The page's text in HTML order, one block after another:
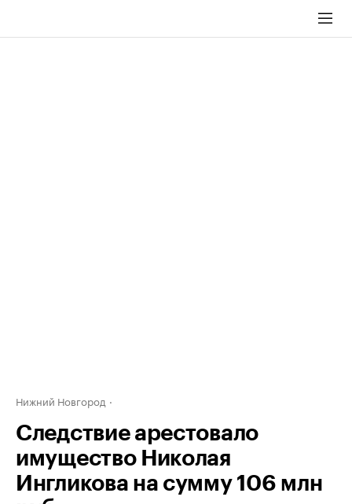
Нижний Новгород
Следствие арестовало
имущество Николая
Ингликова на сумму 106 млн